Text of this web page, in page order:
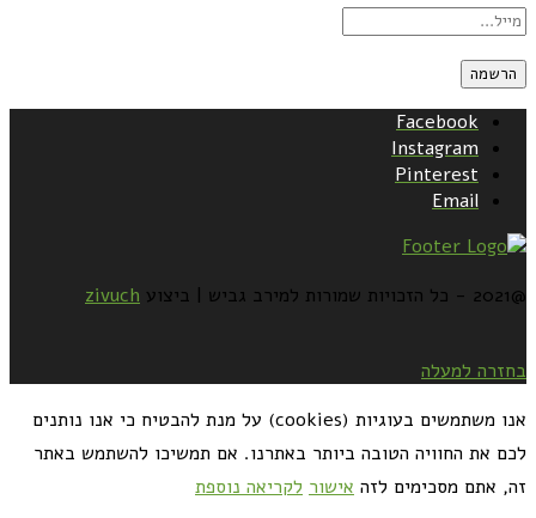
Facebook
Instagram
Pinterest
Email
@2021 - כל הזכויות שמורות למירב גביש | ביצוע zivuch
בחזרה למעלה
אנו משתמשים בעוגיות (cookies) על מנת להבטיח כי אנו נותנים
לכם את החוויה הטובה ביותר באתרנו. אם תמשיכו להשתמש באתר
זה, אתם מסכימים לזה אישור לקריאה נוספת